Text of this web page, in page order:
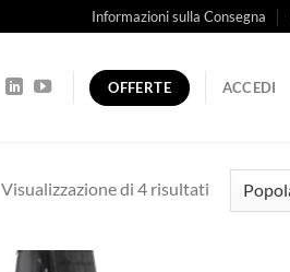
Informazioni sulla Consegna
OFFERTE ACCEDI
Visualizzazione di 4 risultatiPopolarità